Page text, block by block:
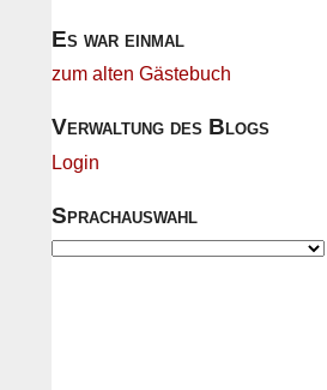
Es war einmal
zum alten Gästebuch
Verwaltung des Blogs
Login
Sprachauswahl